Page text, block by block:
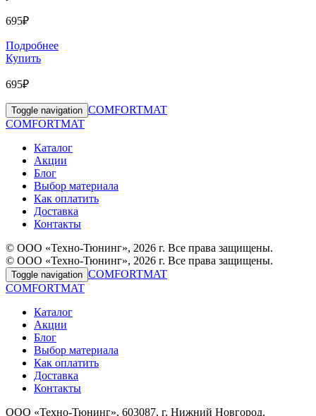
695₽
Подробнее
Купить
695₽
Toggle navigation COMFORTMAT
COMFORTMAT
Каталог
Акции
Блог
Выбор материала
Как оплатить
Доставка
Контакты
© ООО «Техно-Тюнинг», 2026 г. Все права защищены.
© ООО «Техно-Тюнинг», 2026 г. Все права защищены.
Toggle navigation COMFORTMAT
COMFORTMAT
Каталог
Акции
Блог
Выбор материала
Как оплатить
Доставка
Контакты
ООО «Техно-Тюнинг», 603087, г. Нижний Новгород,